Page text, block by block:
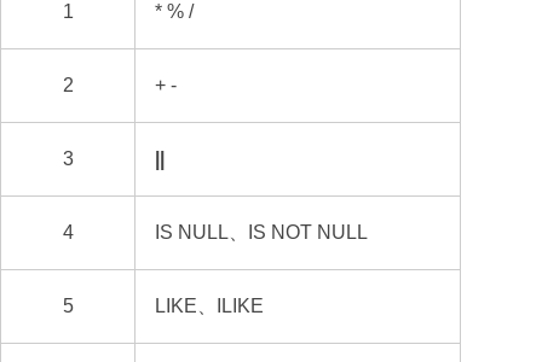
1 * % /
2 + -
3
4 IS NULL、IS NOT NULL
5 LIKE、ILIKE